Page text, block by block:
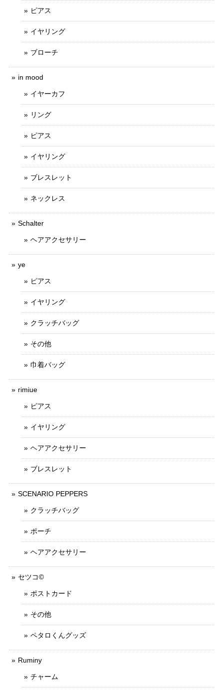
ピアス
イヤリング
ブローチ
in mood
イヤーカフ
リング
ピアス
イヤリング
ブレスレット
ネックレス
Schalter
ヘアアクセサリー
ye
ピアス
イヤリング
クラッチバッグ
その他
巾着バッグ
rimiue
ピアス
イヤリング
ヘアアクセサリー
ブレスレット
SCENARIO PEPPERS
クラッチバッグ
ポーチ
ヘアアクセサリー
セツコ©
ポストカード
その他
ペタロくんグッズ
Ruminy
チャーム